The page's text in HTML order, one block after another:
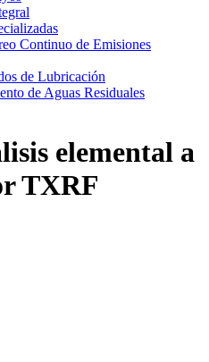
Continuo de Emisiones
de Lubricación
de Aguas Residuales
elemental a
TXRF